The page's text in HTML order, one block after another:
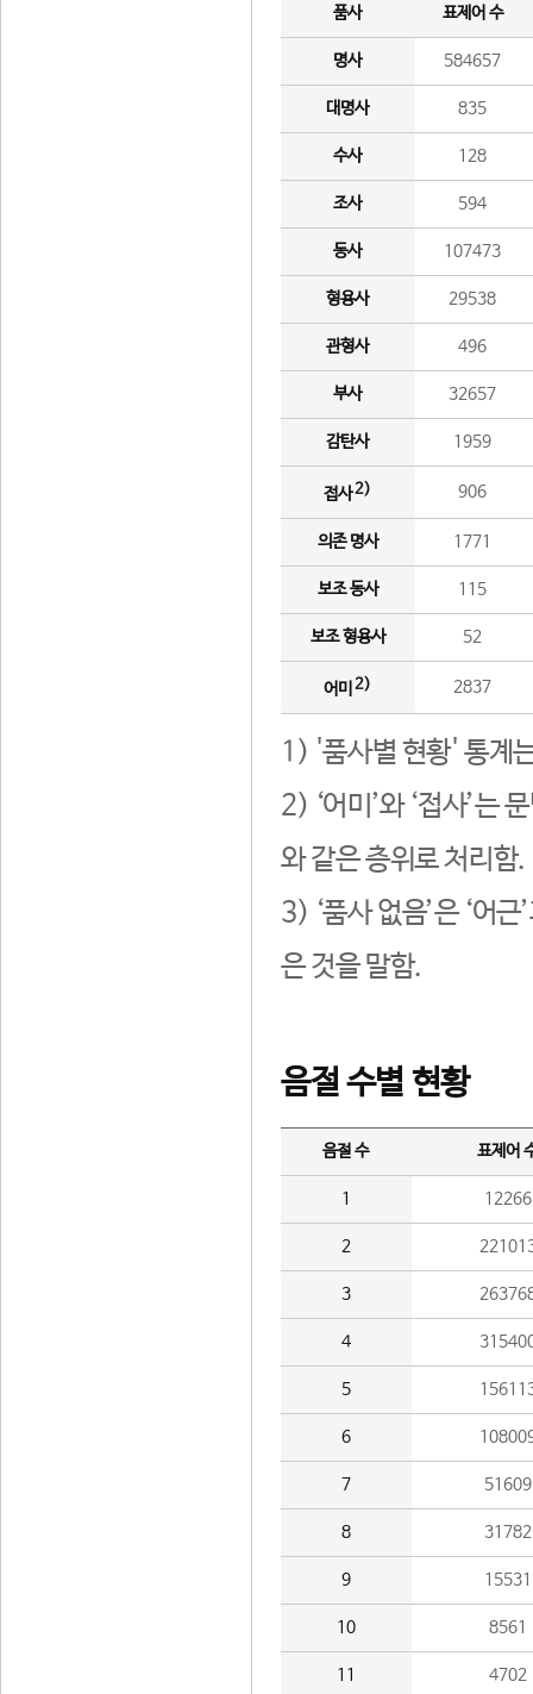
품사 표제어 수
명사 584657
대명사 835
수사 128
조사 594
동사 107473
형용사 29538
관형사 496
부사 32657
감탄사 1959
접사2) 906
의존 명사 1771
보조 동사 115
보조 형용사 52
어미 2) 2837
1) '품사별 현황' 통계
2) ‘어미’와 ‘접사’는
와 같은 층위로 처리함.
3) ‘품사 없음’은 ‘어
은 것을 말함.
음절 수별 현황
음절 수 표제어
1 12266
2
3
4
5
6
7 51609
8 31782
9 15531
10 8561
11 4702